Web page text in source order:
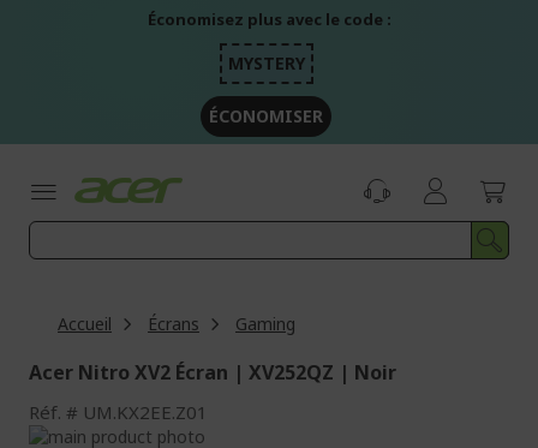
Économisez plus avec le code :
MYSTERY
ÉCONOMISER
Accueil Écrans Gaming
Acer Nitro XV2 Écran | XV252QZ | Noir
Réf. UM.KX2EE.Z01
Passer